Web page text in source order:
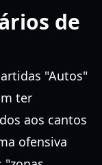
de
"Autos"
ter
aos cantos
ofensiva